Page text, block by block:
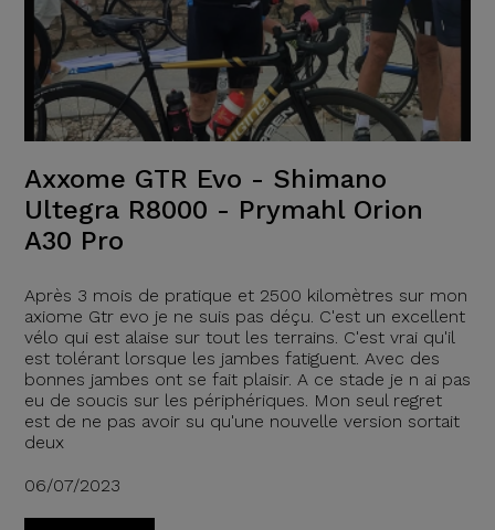
Axxome GTR Evo - Shimano
Ultegra R8000 - Prymahl Orion
A30 Pro
Après 3 mois de pratique et 2500 kilomètres sur mon
axiome Gtr evo je ne suis pas déçu. C'est un excellent
vélo qui est alaise sur tout les terrains. C'est vrai qu'il
est tolérant lorsque les jambes fatiguent. Avec des
bonnes jambes ont se fait plaisir. A ce stade je n ai pas
eu de soucis sur les périphériques. Mon seul regret
est de ne pas avoir su qu'une nouvelle version sortait
deux
06/07/2023